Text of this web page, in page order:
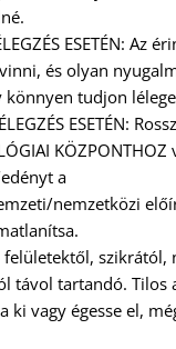
ESETÉN: Az
és olyan
könnyen tudjon
ESETÉN:
KÖZPONTHOZ
a
nemzetközi
szikrától,
távol tartandó. Tilos
ki vagy égesse el,